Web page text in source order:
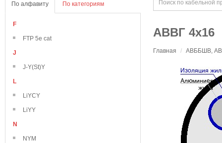
По алфавиту По категориям
F
FTP 5e cat
J
J-Y(St)Y
L
LiYCY
LiYY
N
NYM
АВВГ 4х16
Главная / АВББШВ,